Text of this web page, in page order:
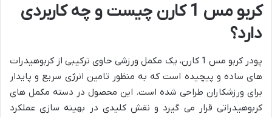
کربو مس 1 کارن چیست و چه کاربردی
دارد؟
پودر کربو مس 1 کارن، یک مکمل ورزشی حاوی ترکیبی از کربوهیدرات
های ساده و پیچیده است که به منظور تامین انرژی سریع و پایدار
برای ورزشکاران طراحی شده است. این محصول در دسته مکمل های
کربوهیدراتی قرار می گیرد و نقش کلیدی در بهینه سازی عملکرد